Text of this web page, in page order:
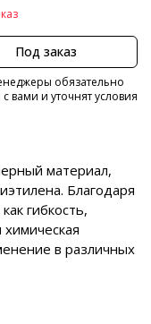
Под заказ
обязательно
с вами и уточнят условия
материал,
Благодаря
гибкость,
в различных